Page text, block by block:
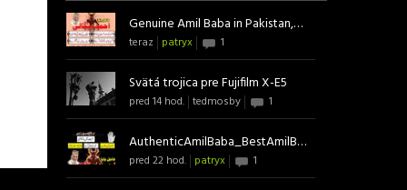
Genuine Amil Baba in Pakistan,Ro...
teraz patryx 1
Svätá trojica pre Fujifilm X-E5
pred 14 hod. tedmosby 1
AuthenticAmilBaba_BestAmilBaba P...
pred 22 hod. patryx 1